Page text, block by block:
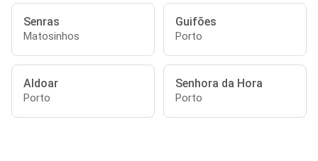
Senras
Matosinhos
Guifões
Porto
Aldoar
Porto
Senhora da Hora
Porto